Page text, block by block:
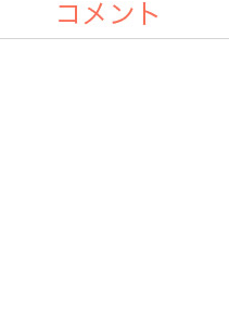
コメント